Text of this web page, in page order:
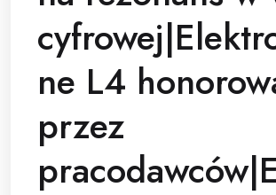
ne L4
przez